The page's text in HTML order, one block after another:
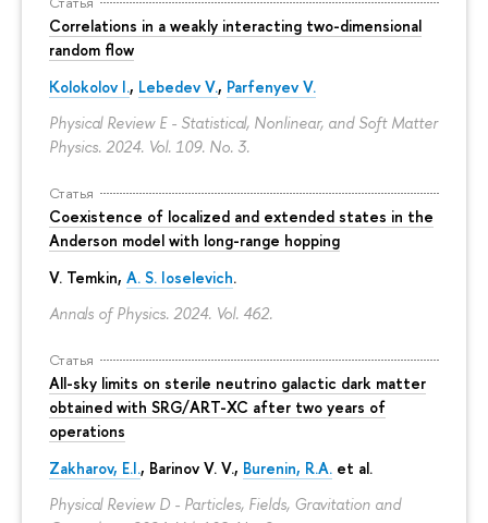
Correlations in a weakly interacting two-dimensional
random flow
Kolokolov I., Lebedev V., Parfenyev V.
Physical Review E - Statistical, Nonlinear, and Soft Matter
Physics. 2024. Vol. 109. No. 3.
Статья
Coexistence of localized and extended states in the
Anderson model with long-range hopping
V. Temkin, A. S. Ioselevich.
Annals of Physics. 2024. Vol. 462.
Статья
All-sky limits on sterile neutrino galactic dark matter
obtained with SRG/ART-XC after two years of
operations
Zakharov, E.I., Barinov V. V., Burenin, R.A. et al.
Physical Review D - Particles, Fields, Gravitation and